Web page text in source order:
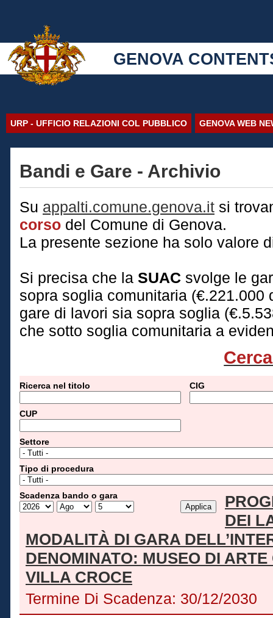
GENOVA
URP - UFFICIO RELAZIONI COL PUBBLICO GENOVA WEB
Bandi e Gare - Archivio
Su appalti.comune.genova.it si
corso del Comune di Genova.
La presente sezione ha solo valore
Si precisa che la SUAC svolge le
sopra soglia comunitaria (€.221.000
gare di lavori sia sopra soglia
che sotto soglia comunitaria a
Ricerca nel titolo CIG
CUP
Settore
Tipo di procedura
Scadenza bando o gara
DEI
MODALITÀ DI GARA
DENOMINATO: MUSEO DI
VILLA CROCE
Termine Di Scadenza: 30/12/2030